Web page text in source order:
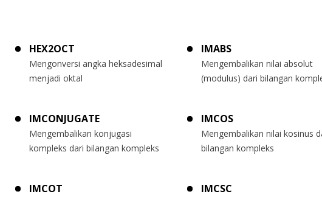
HEX2OCT
Mengonversi angka heksadesimal
menjadi oktal
IMABS
Mengembalikan nilai absolut
(modulus) dari bilangan
IMCONJUGATE
Mengembalikan konjugasi
kompleks dari bilangan kompleks
IMCOS
Mengembalikan nilai kosinus
bilangan kompleks
IMCOT IMCSC